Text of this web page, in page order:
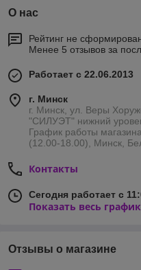
О нас
Рейтинг не
Менее 5 отзывов за
Работает с 22.06.2013
г. Минск
г. Минск, ул. Веры
"СИЛУЭТ" нижний
График работы
(12.00-18.00), Минск,
Контакты
Сегодня работает с
Показать весь
Отзывы о магазине